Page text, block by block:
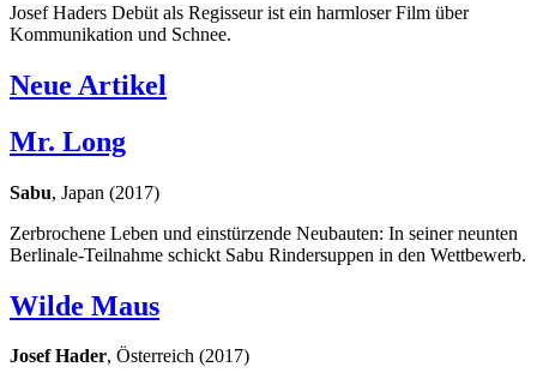
Josef Haders Debüt als Regisseur ist ein harmloser Film über
Kommunikation und Schnee.
Neue Artikel
Mr. Long
Sabu, Japan (2017)
Zerbrochene Leben und einstürzende Neubauten: In seiner neunten
Berlinale-Teilnahme schickt Sabu Rindersuppen in den Wettbewerb.
Wilde Maus
Josef Hader, Österreich (2017)